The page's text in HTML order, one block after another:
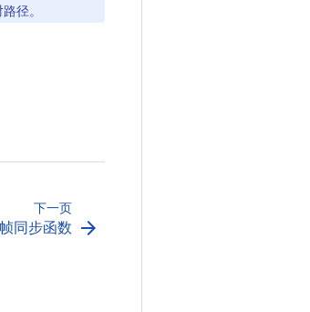
径。
下一页
同步函数 arrow_forward